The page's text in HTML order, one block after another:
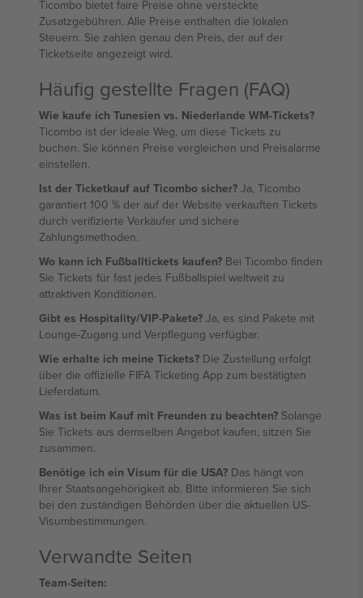
Ticombo bietet faire Preise ohne versteckte
Zusatzgebühren. Alle Preise enthalten die lokalen
Steuern. Sie zahlen genau den Preis, der auf der
Ticketseite angezeigt wird.
Häufig gestellte Fragen (FAQ)
Wie kaufe ich Tunesien vs. Niederlande WM-Tickets?
Ticombo ist der ideale Weg, um diese Tickets zu
buchen. Sie können Preise vergleichen und Preisalarme
einstellen.
Ist der Ticketkauf auf Ticombo sicher? Ja, Ticombo
garantiert 100 % der auf der Website verkauften Tickets
durch verifizierte Verkäufer und sichere
Zahlungsmethoden.
Wo kann ich Fußballtickets kaufen? Bei Ticombo finden
Sie Tickets für fast jedes Fußballspiel weltweit zu
attraktiven Konditionen.
Gibt es Hospitality/VIP-Pakete? Ja, es sind Pakete mit
Lounge-Zugang und Verpflegung verfügbar.
Wie erhalte ich meine Tickets? Die Zustellung erfolgt
über die offizielle FIFA Ticketing App zum bestätigten
Lieferdatum.
Was ist beim Kauf mit Freunden zu beachten? Solange
Sie Tickets aus demselben Angebot kaufen, sitzen Sie
zusammen.
Benötige ich ein Visum für die USA? Das hängt von
Ihrer Staatsangehörigkeit ab. Bitte informieren Sie sich
bei den zuständigen Behörden über die aktuellen US-
Visumbestimmungen.
Verwandte Seiten
Team-Seiten: